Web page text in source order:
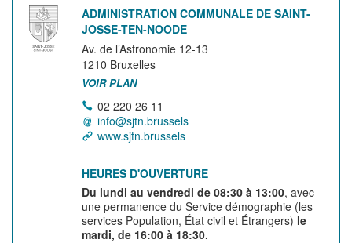
ADMINISTRATION COMMUNALE DE SAINT-
JOSSE-TEN-NOODE
Av. de l’Astronomie 12-13
1210 Bruxelles
VOIR PLAN
02 220 26 11
info@sjtn.brussels
www.sjtn.brussels
HEURES D'OUVERTURE
Du lundi au vendredi de 08:30 à 13:00, avec
une permanence du Service démographie (les
services Population, État civil et Étrangers) le
mardi, de 16:00 à 18:30.